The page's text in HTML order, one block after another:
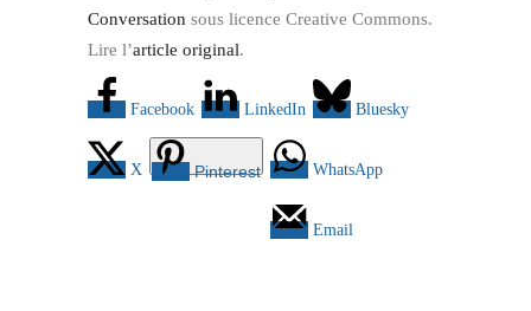
Conversation sous licence Creative Commons.
Lire l’article original.
Facebook LinkedIn Bluesky
X Pinterest WhatsApp
Email